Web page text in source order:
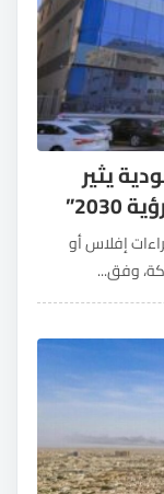
يثير
إفلاس أو